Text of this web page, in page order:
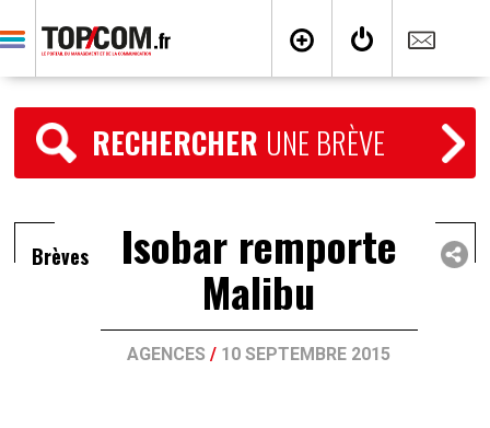
RECHERCHER UNE BRÈVE
Brèves Isobar remporte
Malibu
AGENCES / 10 SEPTEMBRE 2015